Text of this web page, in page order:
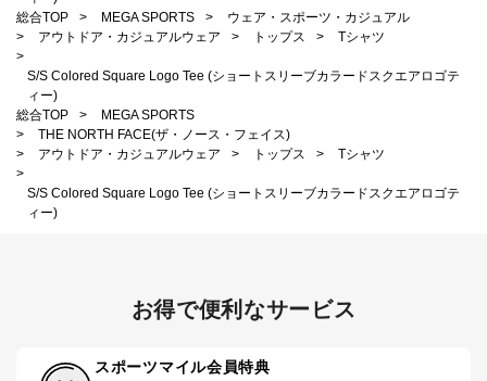
総合TOP
> MEGA SPORTS >
ウェア・スポーツ・カジュアル
>
アウトドア・カジュアルウェア > トップス >
Tシャツ
>
S/S Colored Square Logo Tee (ショートスリーブカラードスクエアロゴテ
ィー)
総合TOP
>
MEGA SPORTS
>
THE NORTH FACE(ザ・ノース・フェイス)
>
アウトドア・カジュアルウェア > トップス >
Tシャツ
>
S/S Colored Square Logo Tee (ショートスリーブカラードスクエアロゴテ
ィー)
お得で便利なサービス
スポーツマイル会員特典